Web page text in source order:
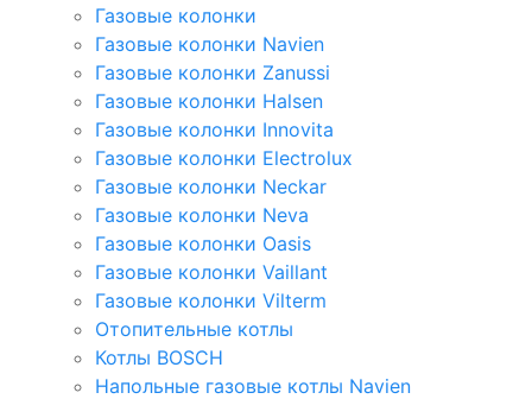
Газовые колонки
Газовые колонки Navien
Газовые колонки Zanussi
Газовые колонки Halsen
Газовые колонки Innovita
Газовые колонки Electrolux
Газовые колонки Neckar
Газовые колонки Neva
Газовые колонки Oasis
Газовые колонки Vaillant
Газовые колонки Vilterm
Отопительные котлы
Котлы BOSCH
Напольные газовые котлы Navien